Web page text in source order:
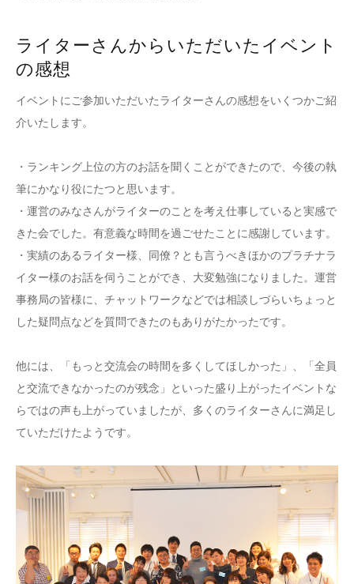
ライターさんからいただいたイベント
の感想
イベントにご参加いただいたライターさんの感想をいくつかご紹
介いたします。
・ランキング上位の方のお話を聞くことができたので、今後の執
筆にかなり役にたつと思います。
・運営のみなさんがライターのことを考え仕事していると実感で
きた会でした。有意義な時間を過ごせたことに感謝しています。
・実績のあるライター様、同僚？とも言うべきほかのプラチナラ
イター様のお話を伺うことができ、大変勉強になりました。運営
事務局の皆様に、チャットワークなどでは相談しづらいちょっと
した疑問点などを質問できたのもありがたかったです。
他には、「もっと交流会の時間を多くしてほしかった」、「全員
と交流できなかったのが残念」といった盛り上がったイベントな
らではの声も上がっていましたが、多くのライターさんに満足し
ていただけたようです。